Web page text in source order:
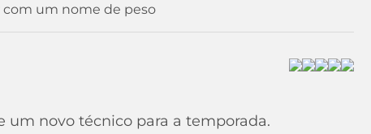
um nome de peso
um novo técnico para a temporada.